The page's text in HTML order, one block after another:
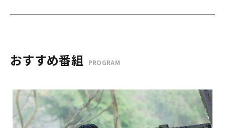
おすすめ番組 PROGRAM